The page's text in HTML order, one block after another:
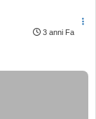
3 anni Fa